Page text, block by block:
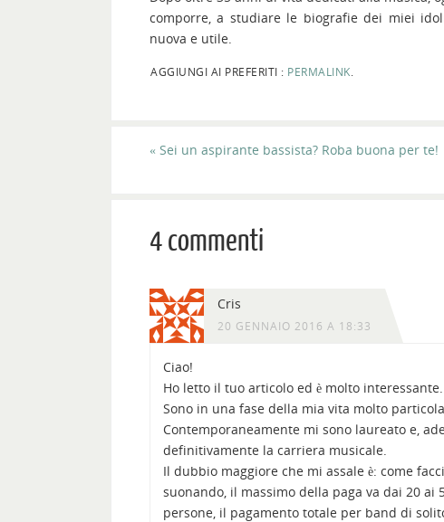
comporre, a studiare le biografie dei miei
nuova e utile.
AGGIUNGI AI PREFERITI : PERMALINK
« Sei un aspirante bassista? Roba buona per te!
4 commenti
Cris
20 GENNAIO 2016 A 18:33
Ciao!
Ho letto il tuo articolo ed è molto interessante.
Sono in una fase della mia vita molto
Contemporaneamente mi sono laureato e,
definitivamente la carriera musicale.
Il dubbio maggiore che mi assale è: come
suonando, il massimo della paga va dai 20
persone, il pagamento totale per band di